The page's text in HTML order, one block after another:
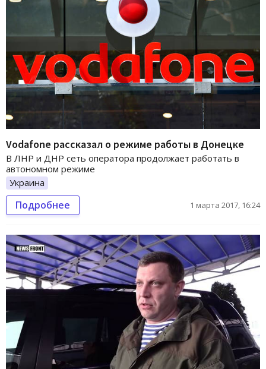
Vodafone рассказал о режиме работы в Донецке
В ЛНР и ДНР сеть оператора продолжает работать в
автономном режиме
Украина
Подробнее 1 марта 2017, 16:24